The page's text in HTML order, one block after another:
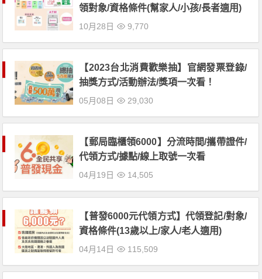
領對象/資格條件(幫家人/小孩/長者適用)
10月28日 9,770
【2023台北消費歡樂抽】官網發票登錄/
抽獎方式/活動辦法/獎項一次看！
05月08日 29,030
【郵局臨櫃領6000】分流時間/攜帶證件/
代領方式/據點/線上取號一次看
04月19日 14,505
【普發6000元代領方式】代領登記/對象/
資格條件(13歲以上/家人/老人適用)
04月14日 115,509